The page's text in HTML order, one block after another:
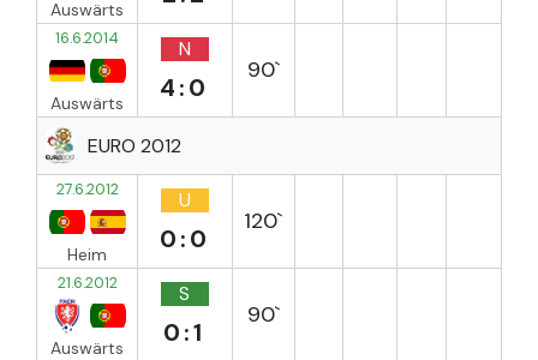
Auswärts
16.6.2014
Auswärts
N
4:0
90`
EURO 2012
27.6.2012
Heim
U
0:0
120`
21.6.2012
Auswärts
S
0:1
90`